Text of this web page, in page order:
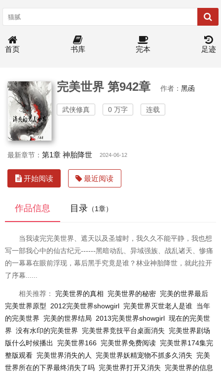
首页 书库 完本 足迹
完美世界 第942章 作者： 黑函
武侠修真 0 万字 连载
最新章节： 第1章 神胎降世 2024-06-12
开始阅读 最近阅读
作品信息 目录 （1章）
当我读完完美世界、遮天以及圣墟时，我久久不能平静，我也想
写一部我心中的仙古纪元------黑暗动乱、异域强族、战乱诸天、惨痛
的一幕幕在眼前浮现，幕后黑手究竟是谁？林业神胎降世，就此拉开
了序幕......
相关推荐： 完美世界的真相 完美世界的秘密 完美的世界最后
完美世界原型
2012完美世界showgirl 完美世界灭世老人是谁 当年
的完美世界
完美的世界结局 2013完美世界showgirl 现在的完美世
界 没有水印的完美世界 完美世界竞技平台桌面消失
完美世界剧场
版什么时候播出
完美世界166 完美世界免费阅读 完美世界174集完
整版观看 完美世界消失的人 完美世界妖精宠物不抓多久消失
完美
世界所在的下界最终消失了吗 完美世界打开又消失
完美世界的信息